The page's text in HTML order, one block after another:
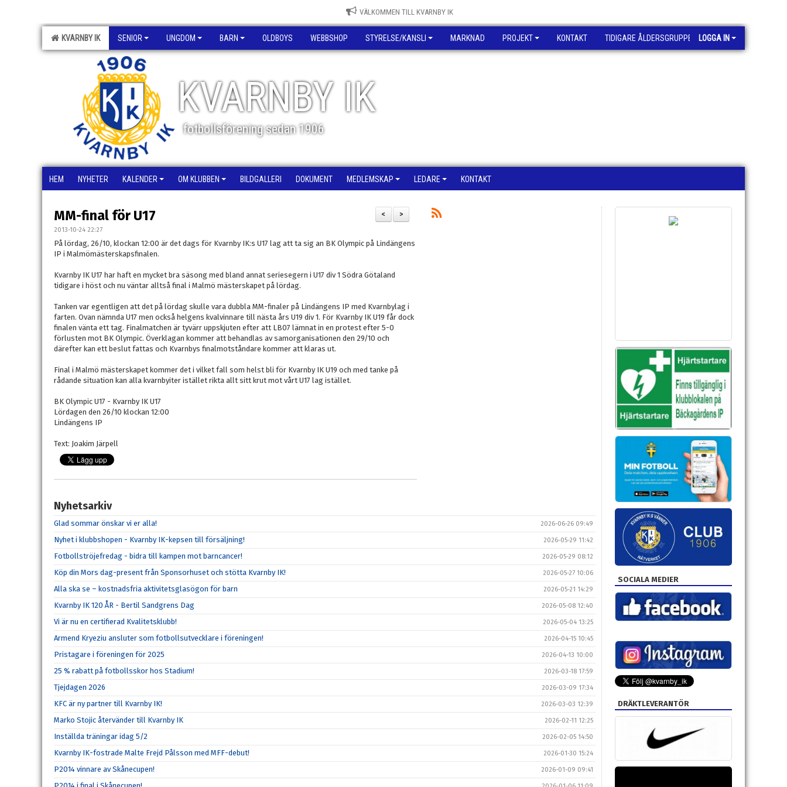
VÄLKOMMEN TILL KVARNBY IK
KVARNBY IK SENIOR UNGDOM BARN OLDBOYS WEBBSHOP STYRELSE/KANSLI MARKNAD PROJEKT KONTAKT TIDIGARE ÅLDERSGRUPPER LOGGA IN
KVARNBY IK
fotbollsförening sedan 1906
HEM NYHETER KALENDER OM KLUBBEN BILDGALLERI DOKUMENT MEDLEMSKAP LEDARE KONTAKT
>
<
MM-final för U17
2013-10-24 22:27
På lördag, 26/10, klockan 12:00 är det dags för Kvarnby IK:s U17 lag att ta sig an BK Olympic på Lindängens
IP i Malmömästerskapsfinalen.
Kvarnby IK U17 har haft en mycket bra säsong med bland annat seriesegern i U17 div 1 Södra Götaland
tidigare i höst och nu väntar alltså final i Malmö mästerskapet på lördag.
Tanken var egentligen att det på lördag skulle vara dubbla MM-finaler på Lindängens IP med Kvarnbylag i
farten. Ovan nämnda U17 men också helgens kvalvinnare till nästa års U19 div 1. För Kvarnby IK U19 får dock
finalen vänta ett tag. Finalmatchen är tyvärr uppskjuten efter att LB07 lämnat in en protest efter 5-0
förlusten mot BK Olympic. Överklagan kommer att behandlas av samorganisationen den 29/10 och
därefter kan ett beslut fattas och Kvarnbys finalmotståndare kommer att klaras ut.
Final i Malmö mästerskapet kommer det i vilket fall som helst bli för Kvarnby IK U19 och med tanke på
rådande situation kan alla kvarnbyiter istället rikta allt sitt krut mot vårt U17 lag istället.
BK Olympic U17 - Kvarnby IK U17
Lördagen den 26/10 klockan 12:00
Lindängens IP
Text: Joakim Järpell
Nyhetsarkiv
Glad sommar önskar vi er alla! 2026-06-26 09:49
Nyhet i klubbshopen - Kvarnby IK-kepsen till försäljning! 2026-05-29 11:42
Fotbollströjefredag - bidra till kampen mot barncancer! 2026-05-29 08:12
Köp din Mors dag-present från Sponsorhuset och stötta Kvarnby IK! 2026-05-27 10:06
Alla ska se – kostnadsfria aktivitetsglasögon för barn 2026-05-21 14:29
Kvarnby IK 120 ÅR - Bertil Sandgrens Dag 2026-05-08 12:40
Vi är nu en certifierad Kvalitetsklubb! 2026-05-04 13:25
Armend Kryeziu ansluter som fotbollsutvecklare i föreningen! 2026-04-15 10:45
Pristagare i föreningen för 2025 2026-04-13 10:00
25 % rabatt på fotbollsskor hos Stadium! 2026-03-18 17:59
Tjejdagen 2026 2026-03-09 17:34
KFC är ny partner till Kvarnby IK! 2026-03-03 12:39
Marko Stojic återvänder till Kvarnby IK 2026-02-11 12:25
Inställda träningar idag 5/2 2026-02-05 14:50
Kvarnby IK-fostrade Malte Frejd Pålsson med MFF-debut! 2026-01-30 15:24
P2014 vinnare av Skånecupen! 2026-01-09 09:41
SOCIALA MEDIER
DRÄKTLEVERANTÖR